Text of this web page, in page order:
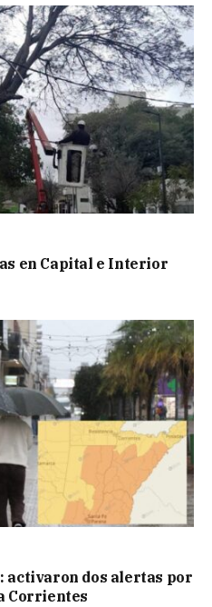
en Capital e Interior
activaron dos alertas por
Corrientes